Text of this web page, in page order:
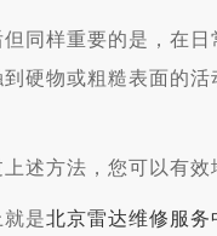
样重要的是，在日
硬物或粗糙表面的
方法，您可以有效
是北京雷达维修服务